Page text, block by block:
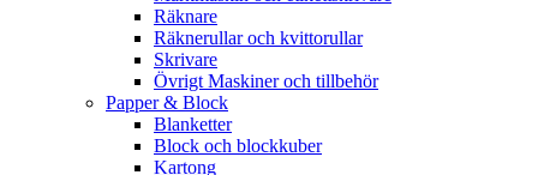
Räknare
Räknerullar och kvittorullar
Skrivare
Övrigt Maskiner och tillbehör
Papper & Block
Blanketter
Block och blockkuber
Kartong